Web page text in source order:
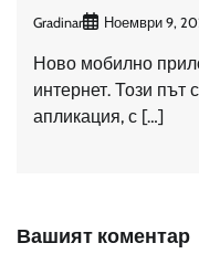
Gradinar Ноември 9,
Ново мобилно
интернет. Този път
апликация, с […]
Вашият коментар